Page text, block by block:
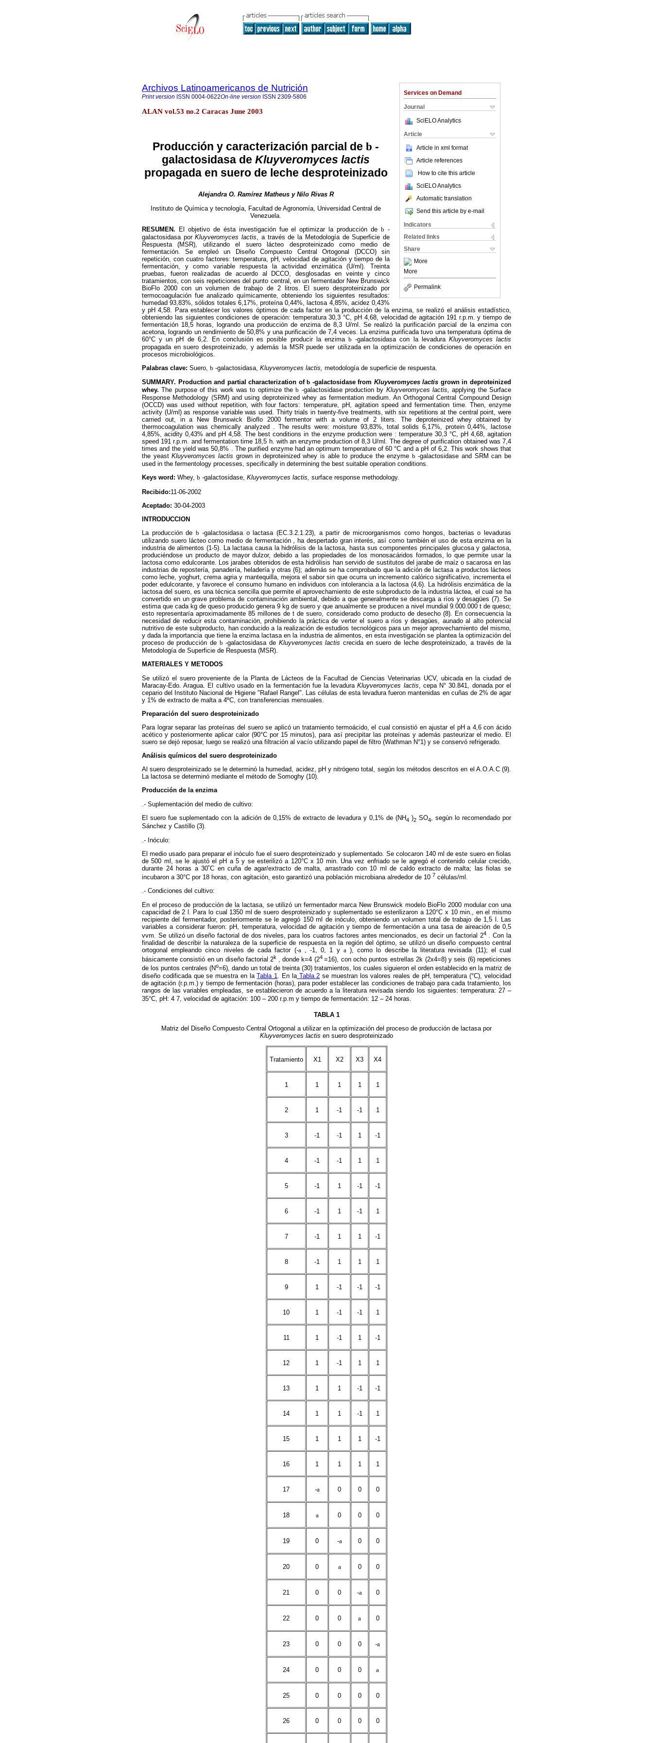
Services on Demand
Journal
SciELO Analytics
Article
Article in xml format
Article references
How to cite this article
SciELO Analytics
Automatic translation
Send this article by e-mail
Indicators
Related links
Share
More
More
Permalink
Archivos Latinoamericanos de Nutrición
Print version ISSN 0004-0622On-line version ISSN 2309-5806
ALAN vol.53 no.2 Caracas June 2003
Producción y caracterización parcial de b -
galactosidasa de Kluyveromyces lactis
propagada en suero de leche desproteinizado
Alejandra O. Ramírez Matheus y Nilo Rivas R
Instituto de Química y tecnología, Facultad de Agronomía, Universidad Central de
Venezuela.
RESUMEN.
El objetivo de ésta investigación fue el optimizar la producción deb -
galactosidasa porKluyveromyces lactis , a través de la Metodología de Superficie de
Respuesta (MSR), utilizando el suero lácteo desproteinizado como medio de
fermentación. Se empleó un Diseño Compuesto Central Ortogonal (DCCO) sin
repetición, con cuatro factores: temperatura, pH, velocidad de agitación y tiempo de la
fermentación, y como variable respuesta la actividad enzimática (U/ml). Treinta
pruebas, fueron realizadas de acuerdo al DCCO, desglosadas en veinte y cinco
tratamientos, con seis repeticiones del punto central, en un fermentador New Brunswick
BioFlo 2000 con un volumen de trabajo de 2 litros. El suero desproteinizado por
termocoagulación fue analizado químicamente, obteniendo los siguientes resultados:
humedad 93,83%, sólidos totales 6,17%, proteína 0,44%, lactosa 4,85%, acidez 0,43%
y pH 4,58. Para establecer los valores óptimos de cada factor en la producción de la enzima, se realizó el análisis estadístico,
obteniendo las siguientes condiciones de operación: temperatura 30,3 °C, pH 4,68, velocidad de agitación 191 r.p.m. y tiempo de
fermentación 18,5 horas, logrando una producción de enzima de 8,3 U/ml. Se realizó la purificación parcial de la enzima con
acetona, logrando un rendimiento de 50,8% y una purificación de 7,4 veces. La enzima purificada tuvo una temperatura óptima de
60°C y un pH de 6,2. En conclusión es posible producir la enzimab -galactosidasa con la levadura Kluyveromyces lactis
propagada en suero desproteinizado, y además la MSR puede ser utilizada en la optimización de condiciones de operación en
procesos microbiológicos.
Palabras clave: Suero, b -galactosidasa, Kluyveromyces lactis, metodología de superficie de respuesta.
SUMMARY. Production and partial characterization ofb -galactosidase from Kluyveromyces lactis grown in deproteinized
whey.The purpose of this work was to optimize theb -galactosidase production by Kluyveromyces lactis,applying the Surface
Response Methodology (SRM) and using deproteinized whey as fermentation medium. An Orthogonal Central Compound Design
(OCCD) was used without repetition, with four factors: temperature, pH, agitation speed and fermentation time. Then, enzyme
activity (U/ml) as response variable was used. Thirty trials in twenty-five treatments, with six repetitions at the central point, were
carried out, in a New Brunswick Bioflo 2000 fermentor with a volume of 2 liters. The deproteinized whey obtained by
thermocoagulation was chemically analyzed . The results were: moisture 93,83%, total solids 6,17%, protein 0,44%, lactose
4,85%, acidity 0,43% and pH 4,58. The best conditions in the enzyme production were : temperature 30,3 °C, pH 4,68, agitation
speed 191 r.p.m. and fermentation time 18,5 h. with an enzyme production of 8,3 U/ml. The degree of purification obtained was 7,4
times and the yield was 50,8% . The purified enzyme had an optimum temperature of 60 °C and a pH of 6,2. This work shows that
the yeastKluyveromyces lactis grown in deproteinized whey is able to produce the enzyme b -galactosidase and SRM can be
used in the fermentology processes, specifically in determining the best suitable operation conditions.
Keys word: Whey, b -galactosidase, Kluyveromyces lactis, surface response methodology.
Recibido:11-06-2002
Aceptado: 30-04-2003
INTRODUCCION
La producción de b -galactosidasa o lactasa (EC.3.2.1.23), a partir de microorganismos como hongos, bacterias o levaduras
utilizando suero lácteo como medio de fermentación , ha despertado gran interés, así como también el uso de esta enzima en la
industria de alimentos (1-5). La lactasa causa la hidrólisis de la lactosa, hasta sus componentes principales glucosa y galactosa,
produciéndose un producto de mayor dulzor, debido a las propiedades de los monosacáridos formados, lo que permite usar la
lactosa como edulcorante. Los jarabes obtenidos de esta hidrólisis han servido de sustitutos del jarabe de maíz o sacarosa en las
industrias de repostería, panadería, heladería y otras (6); además se ha comprobado que la adición de lactasa a productos lácteos
como leche, yoghurt, crema agria y mantequilla, mejora el sabor sin que ocurra un incremento calórico significativo, incrementa el
poder edulcorante, y favorece el consumo humano en individuos con intolerancia a la lactosa (4,6). La hidrólisis enzimática de la
lactosa del suero, es una técnica sencilla que permite el aprovechamiento de este subproducto de la industria láctea, el cual se ha
convertido en un grave problema de contaminación ambiental, debido a que generalmente se descarga a ríos y desagües (7). Se
estima que cada kg de queso producido genera 9 kg de suero y que anualmente se producen a nivel mundial 9.000.000 t de queso;
esto representaría aproximadamente 85 millones de t de suero, considerado como producto de desecho (8). En consecuencia la
necesidad de reducir esta contaminación, prohibiendo la práctica de verter el suero a ríos y desagües, aunado al alto potencial
nutritivo de este subproducto, han conducido a la realización de estudios tecnológicos para un mejor aprovechamiento del mismo,
y dada la importancia que tiene la enzima lactasa en la industria de alimentos, en esta investigación se plantea la optimización del
proceso de producción de b -galactosidasa de Kluyveromyces lactis crecida en suero de leche desproteinizado, a través de la
Metodología de Superficie de Respuesta (MSR).
MATERIALES Y METODOS
Se utilizó el suero proveniente de la Planta de Lácteos de la Facultad de Ciencias Veterinarias UCV, ubicada en la ciudad de
Maracay-Edo. Aragua. El cultivo usado en la fermentación fue la levaduraKluyveromyces lactis , cepa N° 30.841, donada por el
cepario del Instituto Nacional de Higiene "Rafael Rangel". Las células de esta levadura fueron mantenidas en cuñas de 2% de agar
y 1% de extracto de malta a 4ºC, con transferencias mensuales.
Preparación del suero desproteinizado
Para lograr separar las proteínas del suero se aplicó un tratamiento termoácido, el cual consistió en ajustar el pH a 4,6 con ácido
acético y posteriormente aplicar calor (90°C por 15 minutos), para así precipitar las proteínas y además pasteurizar el medio. El
suero se dejó reposar, luego se realizó una filtración al vacío utilizando papel de filtro (Wathman N°1) y se conservó refrigerado.
Análisis químicos del suero desproteinizado
Al suero desproteinizado se le determinó la humedad, acidez, pH y nitrógeno total, según los métodos descritos en el A.O.A.C (9).
La lactosa se determinó mediante el método de Somoghy (10).
Producción de la enzima
.- Suplementación del medio de cultivo:
El suero fue suplementado con la adición de 0,15% de extracto de levadura y 0,1% de (NH4 )2SO4
, según lo recomendado por
Sánchez y Castillo (3).
.- Inóculo:
El medio usado para preparar el inóculo fue el suero desproteinizado y suplementado. Se colocaron 140 ml de este suero en fiolas
de 500 ml, se le ajustó el pH a 5 y se esterilizó a 120°C x 10 min. Una vez enfriado se le agregó el contenido celular crecido,
durante 24 horas a 30˚C en cuña de agar/extracto de malta, arrastrado con 10 ml de caldo extracto de malta; las fiolas se
incubaron a 30°C por 18 horas, con agitación, esto garantizó una población microbiana alrededor de 10 7 células/ml.
.- Condiciones del cultivo:
En el proceso de producción de la lactasa, se utilizó un fermentador marca New Brunswick modelo BioFlo 2000 modular con una
capacidad de 2 l. Para lo cual 1350 ml de suero desproteinizado y suplementado se esterilizaron a 120°C x 10 min., en el mismo
recipiente del fermentador, posteriormente se le agregó 150 ml de inóculo, obteniendo un volumen total de trabajo de 1,5 l. Las
variables a considerar fueron: pH, temperatura, velocidad de agitación y tiempo de fermentación a una tasa de aireación de 0,5
vvm. Se utilizó un diseño factorial de dos niveles, para los cuatros factores antes mencionados, es decir un factorial 24. Con la
finalidad de describir la naturaleza de la superficie de respuesta en la región del óptimo, se utilizó un diseño compuesto central
ortogonal empleando cinco niveles de cada factor (-a , -1, 0, 1 y a ), como lo describe la literatura revisada (11); el cual
básicamente consistió en un diseño factorial 2k , donde k=4 (24 =16), con ocho puntos estrellas 2k (2x4=8) y seis (6) repeticiones
de los puntos centrales (No=6), dando un total de treinta (30) tratamientos, los cuales siguieron el orden establecido en la matriz de
diseño codificada que se muestra en laTabla 1 . En laTabla 2 se muestran los valores reales de pH, temperatura (°C), velocidad
de agitación (r.p.m.) y tiempo de fermentación (horas), para poder establecer las condiciones de trabajo para cada tratamiento, los
rangos de las variables empleadas, se establecieron de acuerdo a la literatura revisada siendo los siguientes: temperatura: 27 –
35°C, pH: 4 7, velocidad de agitación: 100 – 200 r.p.m y tiempo de fermentación: 12 – 24 horas.
TABLA 1
Matriz del Diseño Compuesto Central Ortogonal a utilizar en la optimización del proceso de producción de lactasa por
Kluyveromyces lactis en suero desproteinizado
Tratamiento X1 X2 X3 X4
1 1 1 1 1
2 1 -1 -1 1
3 -1 -1 1 -1
4 -1 -1 1 1
5 -1 1 -1 -1
6 -1 1 -1 1
7 -1 1 1 -1
8 -1 1 1 1
9 1 -1 -1 -1
10 1 -1 -1 1
11 1 -1 1 -1
12 1 -1 1 1
13 1 1 -1 -1
14 1 1 -1 1
15 1 1 1 -1
16 1 1 1 1
17 -a 0 0 0
18 a 0 0 0
19 0 -a 0 0
20 0 a 0 0
21 0 0 -a 0
22 0 0 a 0
23 0 0 0 -a
24 0 0 0 a
25 0 0 0 0
26 0 0 0 0